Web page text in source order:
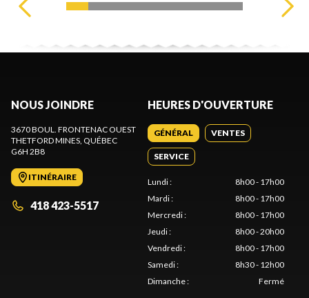
NOUS JOINDRE
3670 BOUL. FRONTENAC OUEST
THETFORD MINES , QUÉBEC
G6H 2B8
ITINÉRAIRE
418 423-5517
HEURES D'OUVERTURE
GÉNÉRAL VENTES
SERVICE
Lundi:
8h00 - 17h00
Mardi:
8h00 - 17h00
Mercredi:
8h00 - 17h00
Jeudi:
8h00 - 20h00
Vendredi:
8h00 - 17h00
Samedi:
8h30 - 12h00
Dimanche: Fermé